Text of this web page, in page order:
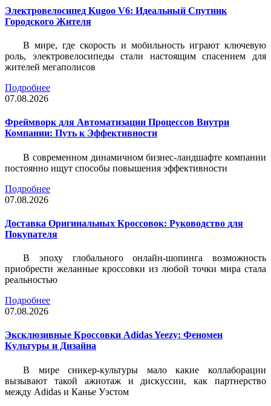
Электровелосипед Kugoo V6: Идеальный Спутник
Городского Жителя
В мире, где скорость и мобильность играют ключевую
роль, электровелосипеды стали настоящим спасением для
жителей мегаполисов
Подробнее
07.08.2026
Фреймворк для Автоматизации Процессов Внутри
Компании: Путь к Эффективности
В современном динамичном бизнес-ландшафте компании
постоянно ищут способы повышения эффективности
Подробнее
07.08.2026
Доставка Оригинальных Кроссовок: Руководство для
Покупателя
В эпоху глобального онлайн-шопинга возможность
приобрести желанные кроссовки из любой точки мира стала
реальностью
Подробнее
07.08.2026
Эксклюзивные Кроссовки Adidas Yeezy: Феномен
Культуры и Дизайна
В мире сникер-культуры мало какие коллаборации
вызывают такой ажиотаж и дискуссии, как партнерство
между Adidas и Канье Уэстом